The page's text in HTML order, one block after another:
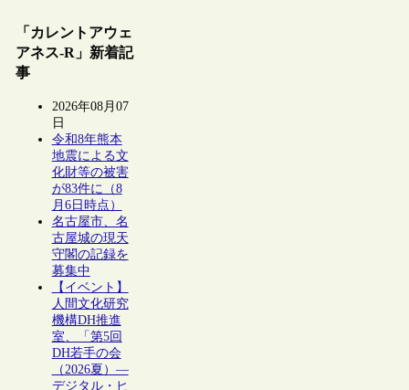
「カレントアウェ
アネス-R」新着記
事
2026年08月07
日
令和8年熊本
地震による文
化財等の被害
が83件に（8
月6日時点）
名古屋市、名
古屋城の現天
守閣の記録を
募集中
【イベント】
人間文化研究
機構DH推進
室、「第5回
DH若手の会
（2026夏）―
デジタル・ヒ